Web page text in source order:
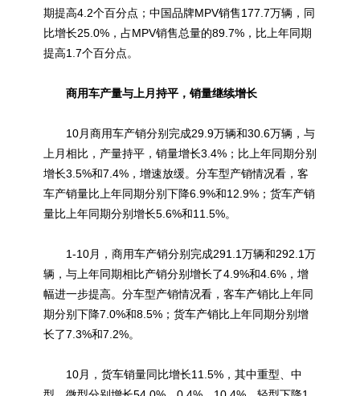
期提高4.2个百分点；中国品牌MPV销售177.7万辆，同
比增长25.0%，占MPV销售总量的89.7%，比上年同期
提高1.7个百分点。
商用车产量与上月持平，销量继续增长
10月商用车产销分别完成29.9万辆和30.6万辆，与
上月相比，产量持平，销量增长3.4%；比上年同期分别
增长3.5%和7.4%，增速放缓。分车型产销情况看，客
车产销量比上年同期分别下降6.9%和12.9%；货车产销
量比上年同期分别增长5.6%和11.5%。
1-10月，商用车产销分别完成291.1万辆和292.1万
辆，与上年同期相比产销分别增长了4.9%和4.6%，增
幅进一步提高。分车型产销情况看，客车产销比上年同
期分别下降7.0%和8.5%；货车产销比上年同期分别增
长了7.3%和7.2%。
10月，货车销量同比增长11.5%，其中重型、中